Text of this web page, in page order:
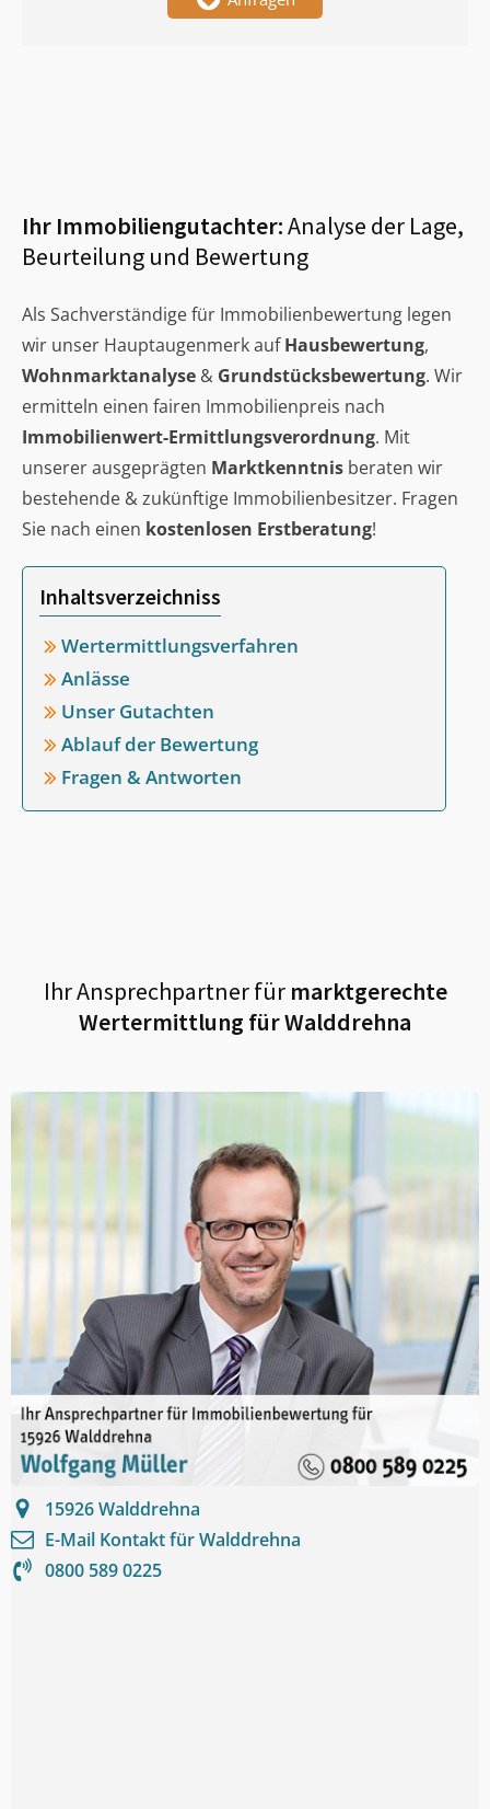
Ihr Immobiliengutachter:Analyse der Lage,
Beurteilung und Bewertung
Als Sachverständige für Immobilienbewertung legen
wir unser Hauptaugenmerk aufHausbewertung,
Wohnmarktanalyse & Grundstücksbewertung. Wir
ermitteln einen fairen Immobilienpreis nach
Immobilienwert-Ermittlungsverordnung. Mit
unserer ausgeprägten Marktkenntnis beraten wir
bestehende & zukünftige Immobilienbesitzer. Fragen
Sie nach einen kostenlosen Erstberatung!
Inhaltsverzeichniss
Wertermittlungsverfahren
Anlässe
Unser Gutachten
Ablauf der Bewertung
Fragen & Antworten
Ihr Ansprechpartner fürmarktgerechte
Wertermittlung fürWalddrehna
15926Walddrehna
E-Mail Kontakt fürWalddrehna
0800 589 0225